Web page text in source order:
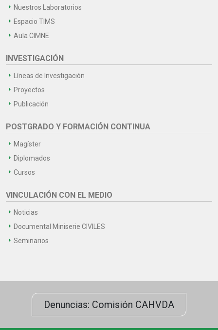
Nuestros Laboratorios
Espacio TIMS
Aula CIMNE
INVESTIGACIÓN
Líneas de Investigación
Proyectos
Publicación
POSTGRADO Y FORMACIÓN CONTINUA
Magíster
Diplomados
Cursos
VINCULACIÓN CON EL MEDIO
Noticias
Documental Miniserie CIVILES
Seminarios
Denuncias: Comisión CAHVDA